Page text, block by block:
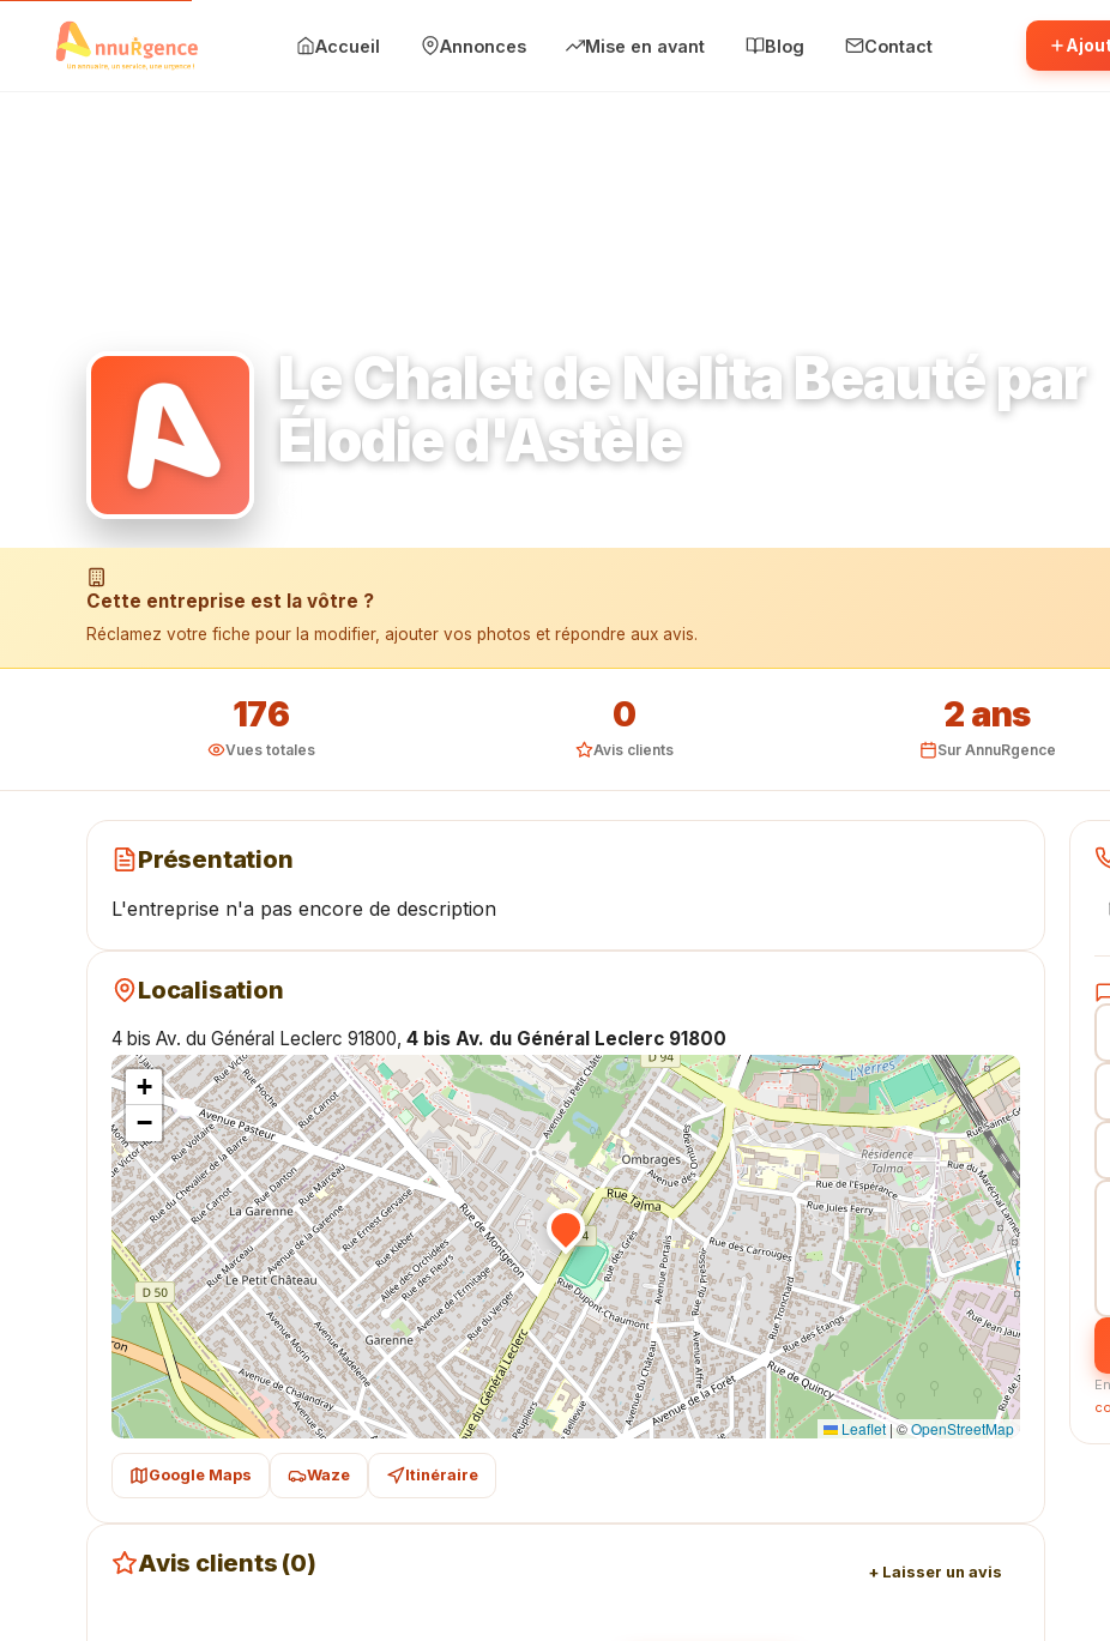
Accueil Annonces Mise en avant Blog Contact
Ajouter une annonce
Se connecter
S'inscrire
📱 Installer l'application
Le Chalet de Nelita Beauté par
Élodie d'Astèle
Cette entreprise est la vôtre ?
Réclamez votre fiche pour la modifier, ajouter vos photos et répondre aux avis.
176
Vues totales
0
Avis clients
2 ans
Sur AnnuRgence
Présentation
L'entreprise n'a pas encore de description
Localisation
4 bis Av. du Général Leclerc 91800, 4 bis Av. du Général Leclerc 91800
+
−
Leaflet | ©OpenStreetMap
Google Maps Waze Itinéraire
Avis clients (0) + Laisser un avis